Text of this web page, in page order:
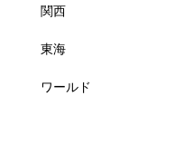
関西
東海
ワールド